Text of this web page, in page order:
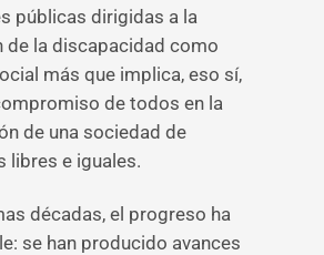
públicas dirigidas a la
de la discapacidad como
más que implica, eso sí,
de todos en la
de una sociedad de
libres e iguales.
décadas, el progreso ha
se han producido avances